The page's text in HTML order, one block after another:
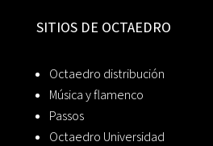
SITIOS DE OCTAEDRO
Octaedro distribución
Música y flamenco
Passos
Octaedro Universidad